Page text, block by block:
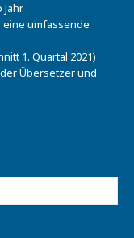
eine umfassende
1. Quartal 2021)
Übersetzer und